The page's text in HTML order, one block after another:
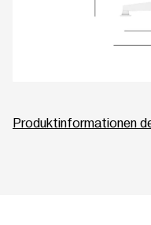
Produktinformationen